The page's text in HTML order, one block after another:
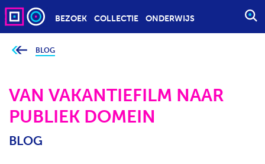
BEZOEK COLLECTIE ONDERWIJS
S
T
J
v
i
n
d
e
h
BLOG
VAN VAKANTIEFILM NAAR
PUBLIEK DOMEIN
BLOG